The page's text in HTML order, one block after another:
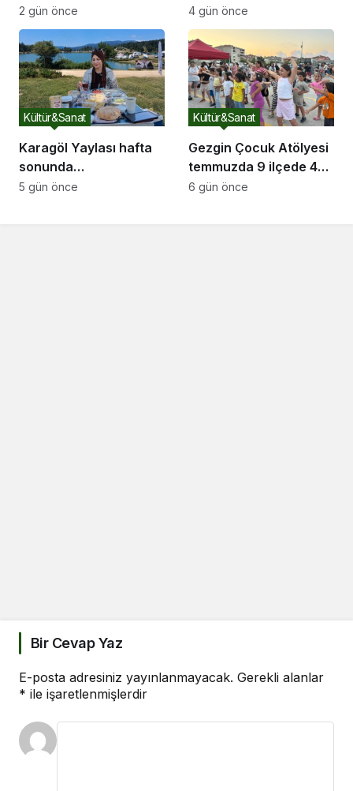
Keşfediyorlar
2 gün önce
Tuvalet Binlerce
Ziyaretçiye Yetmiyor
4 gün önce
Karagöl Yaylası hafta
sonunda
doğaseverlerin akınına
Kültür&Sanat
5 gün önce
Gezgin Çocuk Atölyesi
temmuzda 9 ilçede 4
bini aşkın çocuğun
Kültür&Sanat
6 gün önce
Bir Cevap Yaz
E-posta adresiniz yayınlanmayacak. Gerekli alanlar
* ile işaretlenmişlerdir